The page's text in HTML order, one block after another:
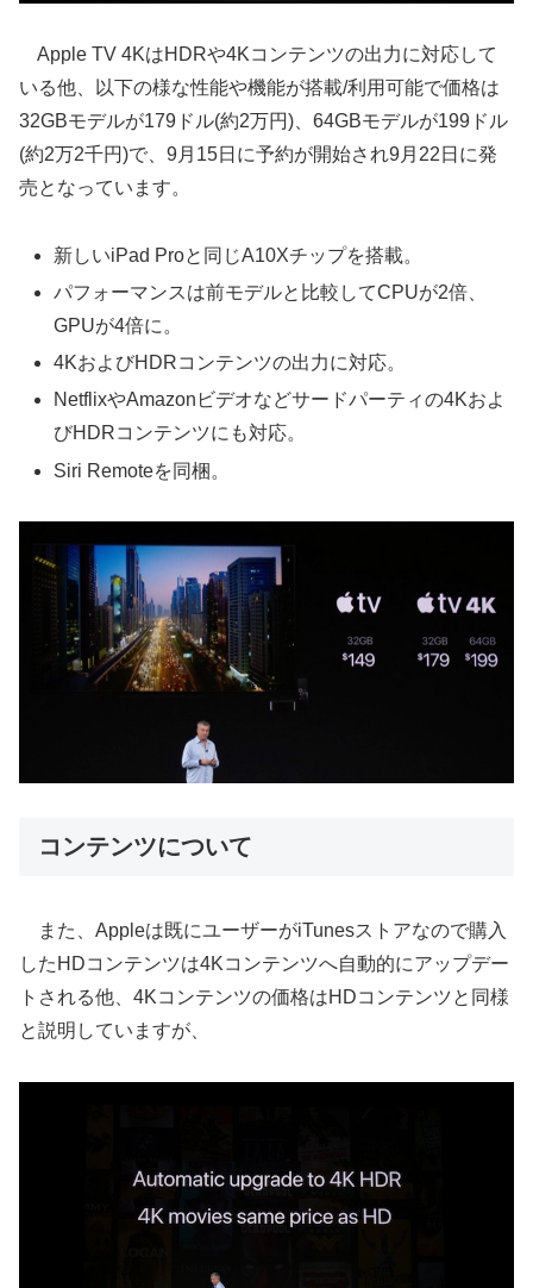
Apple TV 4KはHDRや4Kコンテンツの出力に対応して
いる他、以下の様な性能や機能が搭載/利用可能で価格は
32GBモデルが179ドル(約2万円)、64GBモデルが199ドル
(約2万2千円)で、9月15日に予約が開始され9月22日に発
売となっています。
新しいiPad Proと同じA10Xチップを搭載。
パフォーマンスは前モデルと比較してCPUが2倍、
GPUが4倍に。
4KおよびHDRコンテンツの出力に対応。
NetflixやAmazonビデオなどサードパーティの4Kおよ
びHDRコンテンツにも対応。
Siri Remoteを同梱。
コンテンツについて
また、Appleは既にユーザーがiTunesストアなので購入
したHDコンテンツは4Kコンテンツへ自動的にアップデー
トされる他、4Kコンテンツの価格はHDコンテンツと同様
と説明していますが、